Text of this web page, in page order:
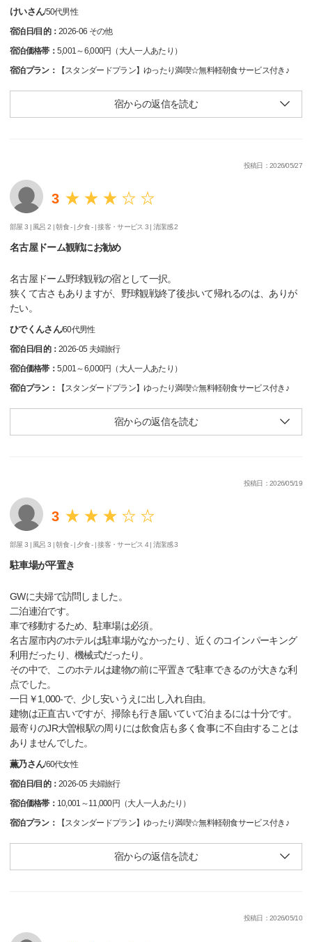
けいさん/50代男性
宿泊日/目的：2026-06 その他
宿泊価格帯： 5,001～6,000円（大人一人あたり）
宿泊プラン：
【スタンダードプラン】ゆったり満喫☆無料軽朝食サービス付き♪
宿からの返信を読む
投稿日：2026/05/27
3
部屋 3 | 風呂 2 |朝食 - | 夕食 - |接客・サービス 3 |清潔感 2
名古屋ドーム観戦にお勧め
名古屋ドーム野球観戦の宿として一択。
狭くて古さもありますが、野球観戦終了後歩いて帰れるのは、ありが
たい。
ひでくんさん/60代男性
宿泊日/目的：2026-05 夫婦旅行
宿泊価格帯： 5,001～6,000円（大人一人あたり）
宿泊プラン：
【スタンダードプラン】ゆったり満喫☆無料軽朝食サービス付き♪
宿からの返信を読む
投稿日：2026/05/19
3
部屋 3 | 風呂 3 |朝食 - | 夕食 - |接客・サービス 4 |清潔感 3
駐車場が平置き
GWに夫婦で訪問しました。
二泊連泊です。
車で移動するため、駐車場は必須。
名古屋市内のホテルは駐車場がなかったり、近くのコインパーキング
利用だったり、機械式だったり。
その中で、このホテルは建物の前に平置きで駐車できるのが大きな利
点でした。
一日￥1,000-で、少し安いうえに出し入れ自由。
建物は正直古いですが、掃除も行き届いていて泊まるには十分です。
最寄りのJR大曽根駅の周りには飲食店も多く食事に不自由することは
ありませんでした。
薫乃さん/60代女性
宿泊日/目的：2026-05 夫婦旅行
宿泊価格帯： 10,001～11,000円（大人一人あたり）
宿泊プラン：
【スタンダードプラン】ゆったり満喫☆無料軽朝食サービス付き♪
宿からの返信を読む
投稿日：2026/05/10